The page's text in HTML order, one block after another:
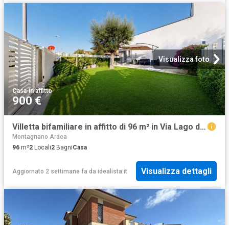
Visualizza foto
Casa·in affitto
900 €
Villetta bifamiliare in affitto di 96 m² in Via Lago di Como, 33
Montagnano Ardea
96 m²2 Locali2 BagniCasa
Aggiornato 2 settimane fa da idealista.it Visualizza dettagli